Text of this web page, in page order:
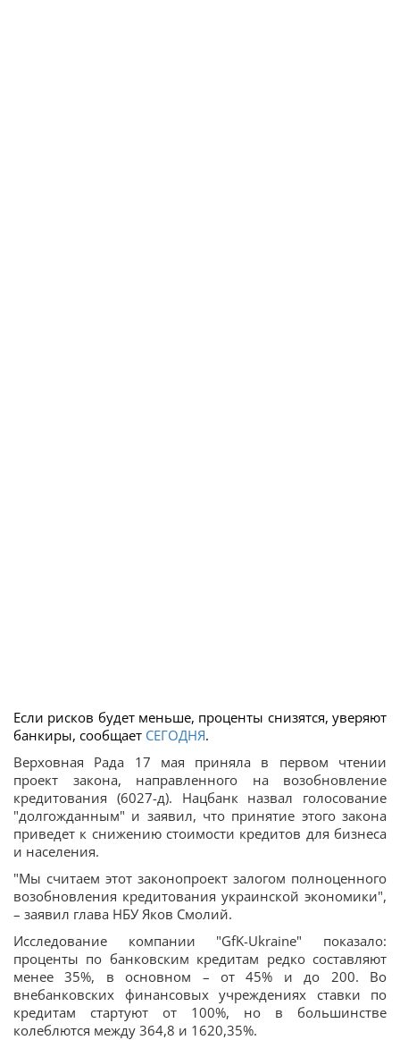
Если рисков будет меньше, проценты снизятся, уверяют
банкиры, сообщает СЕГОДНЯ.
Верховная Рада 17 мая приняла в первом чтении
проект закона, направленного на возобновление
кредитования (6027-д). Нацбанк назвал голосование
"долгожданным" и заявил, что принятие этого закона
приведет к снижению стоимости кредитов для бизнеса
и населения.
"Мы считаем этот законопроект залогом полноценного
возобновления кредитования украинской экономики",
– заявил глава НБУ Яков Смолий.
Исследование компании "GfK-Ukraine" показало:
проценты по банковским кредитам редко составляют
менее 35%, в основном – от 45% и до 200. Во
внебанковских финансовых учреждениях ставки по
кредитам стартуют от 100%, но в большинстве
колеблются между 364,8 и 1620,35%.